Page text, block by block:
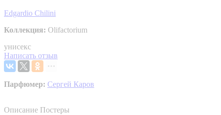
Edgardio Chilini
Коллекция: Olifactorium
унисекс
Написать отзыв
Парфюмер: Сергей Каров
Описание Постеры